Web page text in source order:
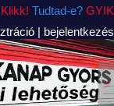
| bejelentkezés
Klikk! Tudtad-e? GYIK
>